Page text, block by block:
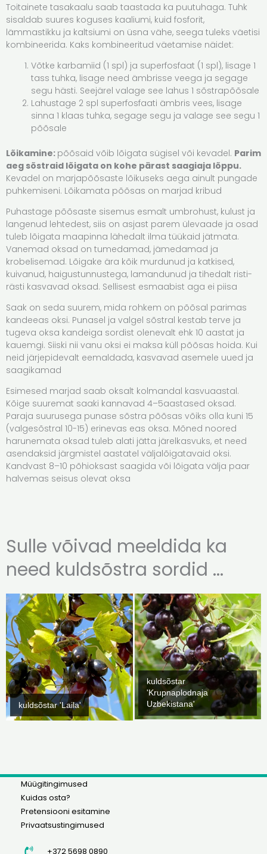
Toitainete tasakaalu saab taastada ka puutuhaga. Tuhk
sisaldab suures koguses kaaliumi, kuid fosforit,
lämmastikku ja kaltsiumi on üsna vähe, seega tuleks väetisi
kombineerida. Kaks kombineeritud väetamise näidet:
Võtke karbamiid (1 spl) ja superfosfaat (1 spl), lisage 1
tass tuhka, lisage need ämbrisse veega ja segage
segu hästi. Seejärel valage see lahus 1 sõstrapõõsale
Lahustage 2 spl superfosfaati ämbris vees, lisage
sinna 1 klaas tuhka, segage segu ja valage see segu 1
põõsale
Lõikamine: põõsaid võib lõigata sügisel või kevadel. Parim
aeg sõstraid lõigata on kohe pärast saagiaja lõppu.
Kevadel on marjapõõsaste lõikuseks aega ainult pungade
puhkemiseni. Lõikamata põõsas on marjad kribud
Puhastage põõsaste sisemus esmalt umbrohust, kulust ja
langenud lehtedest, siis on asjast parem ülevaade ja osad
tuleb lõigata maapinna lähedalt ilma tüükaid jätmata.
Vanemad oksad on tumedamad, jämedamad ja
krobelisemad. Lõigake ära kõik murdunud ja katkised,
kuivanud, haigustunnustega, lamandunud ja tihedalt risti-
rästi kasvavad oksad. Sellisest esmaabist aga ei piisa
Saak on seda suurem, mida rohkem on põõsal parimas
kandeeas oksi. Punasel ja valgel sõstral kestab terve ja
tugeva oksa kandeiga sordist olenevalt ehk 10 aastat ja
kauemgi. Siiski nii vanu oksi ei maksa küll põõsas hoida. Kui
neid järjepidevalt eemaldada, kasvavad asemele uued ja
saagikamad
Esimesed marjad saab oksalt kolmandal kasvuaastal.
Kõige suuremat saaki kannavad 4–5aastased oksad.
Paraja suurusega punase sõstra põõsas võiks olla kuni 15
(valgesõstral 10-15) erinevas eas oksa. Mõned noored
harunemata oksad tuleb alati jätta järelkasvuks, et need
asendaksid järgmistel aastatel väljalõigatavaid oksi.
Kandvast 8–10 põhioksast saagida või lõigata välja paar
halvemas seisus olevat oksa
Sulle võivad meeldida ka
need kuldsõstra sordid ...
kuldsõstar 'Laila'
kuldsõstar
'Krupnaplodnaja
Uzbekistana'
Müügitingimused
Kuidas osta?
Pretensiooni esitamine
Privaatsustingimused
+372 5698 0890